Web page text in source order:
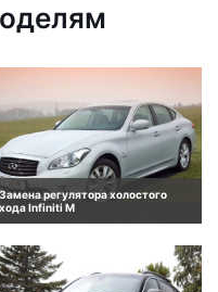
Замена регулятора холостого
хода Infiniti M